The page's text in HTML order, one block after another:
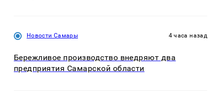
Новости Самары 4 часа назад
Бережливое производство внедряют два
предприятия Самарской области